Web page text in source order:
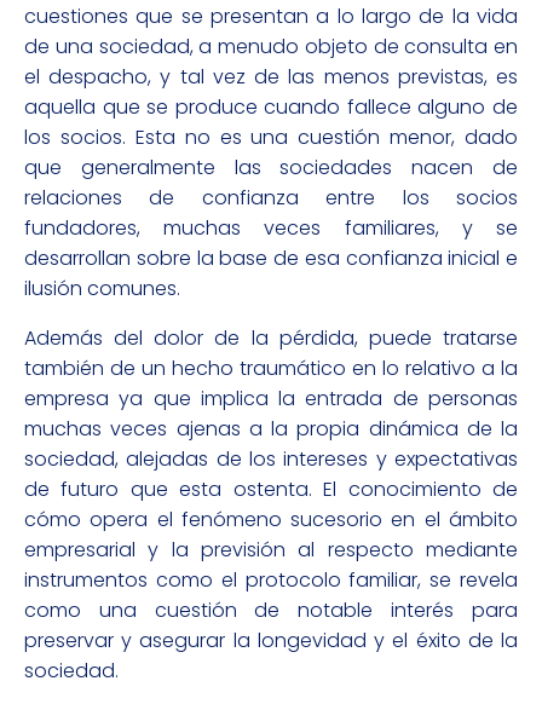
cuestiones que se presentan a lo largo de la vida
de una sociedad, a menudo objeto de consulta en
el despacho, y tal vez de las menos previstas, es
aquella que se produce cuando fallece alguno de
los socios. Esta no es una cuestión menor, dado
que generalmente las sociedades nacen de
relaciones de confianza entre los socios
fundadores, muchas veces familiares, y se
desarrollan sobre la base de esa confianza inicial e
ilusión comunes.
Además del dolor de la pérdida, puede tratarse
también de un hecho traumático en lo relativo a la
empresa ya que implica la entrada de personas
muchas veces ajenas a la propia dinámica de la
sociedad, alejadas de los intereses y expectativas
de futuro que esta ostenta. El conocimiento de
cómo opera el fenómeno sucesorio en el ámbito
empresarial y la previsión al respecto mediante
instrumentos como el protocolo familiar, se revela
como una cuestión de notable interés para
preservar y asegurar la longevidad y el éxito de la
sociedad.